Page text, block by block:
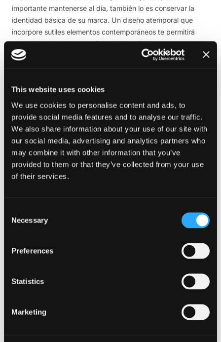
This website uses cookies
We use cookies to personalise content and ads, to
provide social media features and to analyse our traffic.
We also share information about your use of our site with
our social media, advertising and analytics partners who
may combine it with other information that you’ve
provided to them or that they’ve collected from your use
of their services.
Selection
Necessary
Preferences
Statistics
Marketing
importante mantenerse al día, también lo es conservar la
identidad básica de su marca. Un diseño atemporal que
incorpore sutiles elementos contemporáneos te permitirá
seguir siendo relevante y fiel a la historia de tu marca.
El diseño debe ser parte integrante de su estrategia global
con sus mensajes, su servicio de atención al cliente y su
oferta de productos para ofrecer una experiencia de marca
coherente y completa.
Superar los retos del diseño
Crear un diseño que realmente distinga a su marca es una
adecuada y se reúne a un equipo cualificado, estos
adecuado
externas ofrecen ventajas únicas. Los equipos internos
tienen un profundo conocimiento de la cultura y los valores